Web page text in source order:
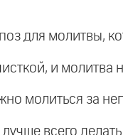
для молитвы,
и молитва
молиться за
всего